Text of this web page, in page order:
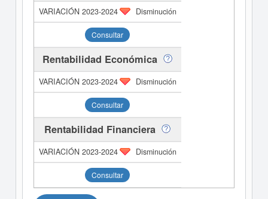
Disminución
Consultar
Rentabilidad Económica
Disminución
Consultar
Rentabilidad Financiera
Disminución
Consultar